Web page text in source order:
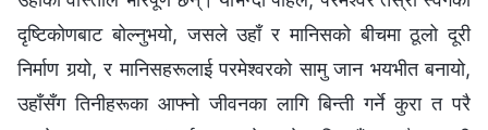
दृष्टिकोणबाट बोल्नुभयो, जसले उहाँ र मानिसको बीचमा ठूलो दूरी
निर्माण गर्‍यो, र मानिसहरूलाई परमेश्‍वरको सामु जान भयभीत बनायो,
उहाँसँग तिनीहरूका आफ्नो जीवनका लागि बिन्ती गर्ने कुरा त परै